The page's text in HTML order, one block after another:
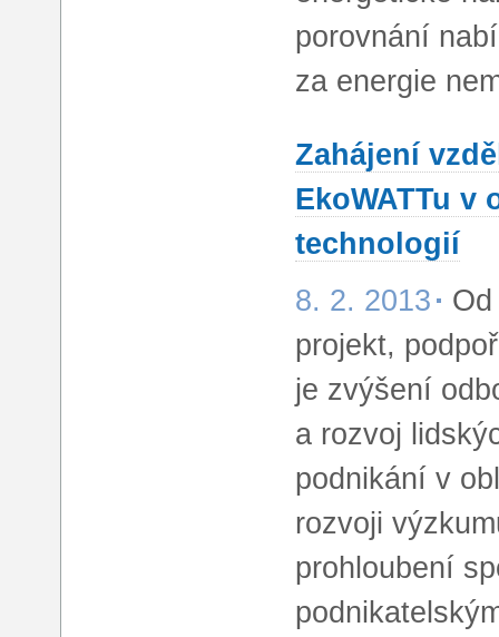
porovnání
za energie
Zahájení
EkoWATTu
technologií
8. 2. 2013
projekt,
je zvýšení
a rozvoj
podnikání v
rozvoji
prohloubení